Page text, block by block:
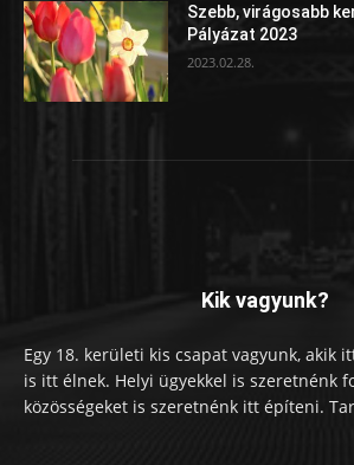
Szebb, virágosabb
Pályázat 2023
2023.02.28.
Kik vagyunk?
Egy 18. kerületi kis csapat vagyunk, akik
is itt élnek. Helyi ügyekkel is szeretnénk
közösségeket is szeretnénk itt építeni.